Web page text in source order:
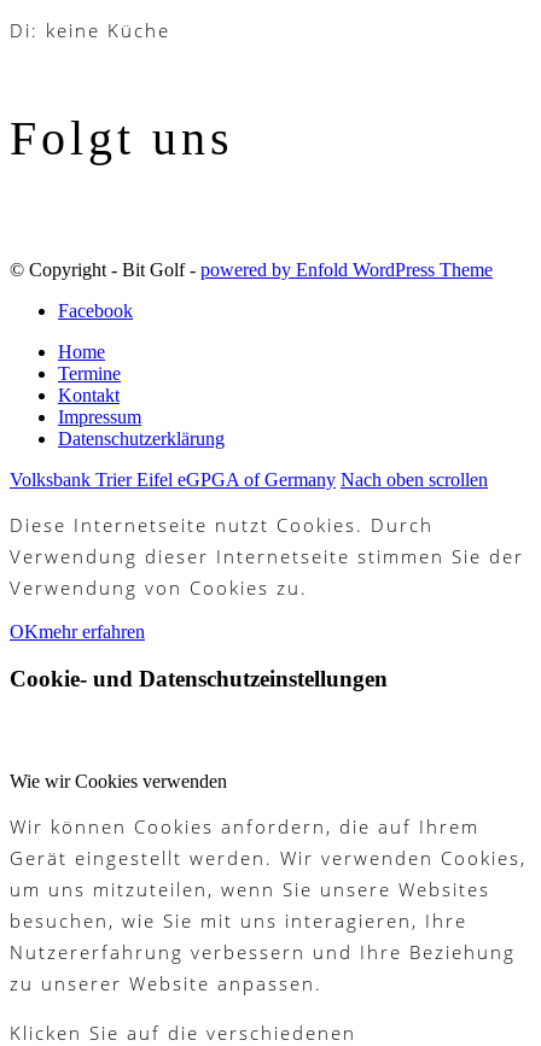
Di: keine Küche
Folgt uns
© Copyright - Bit Golf - powered by Enfold WordPress Theme
Facebook
Home
Termine
Kontakt
Impressum
Datenschutzerklärung
Volksbank Trier Eifel eGPGA of Germany Nach oben scrollen
Diese Internetseite nutzt Cookies. Durch
Verwendung dieser Internetseite stimmen Sie der
Verwendung von Cookies zu.
OKmehr erfahren
Cookie- und Datenschutzeinstellungen
Wie wir Cookies verwenden
Wir können Cookies anfordern, die auf Ihrem
Gerät eingestellt werden. Wir verwenden Cookies,
um uns mitzuteilen, wenn Sie unsere Websites
besuchen, wie Sie mit uns interagieren, Ihre
Nutzererfahrung verbessern und Ihre Beziehung
zu unserer Website anpassen.
Klicken Sie auf die verschiedenen